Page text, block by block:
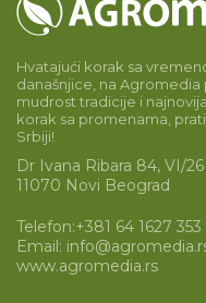
Hvatajući korak sa
današnjice, na Agromedia
mudrost tradicije i
korak sa promenama,
Srbiji!
Dr Ivana Ribara 84, VI/26
11070 Novi Beograd
Telefon:+381 64 1627 353
Email:
www.agromedia.rs